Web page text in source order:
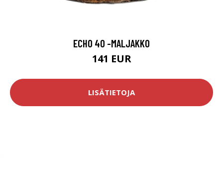
ECHO 40 -MALJAKKO
141 EUR
LISÄTIETOJA